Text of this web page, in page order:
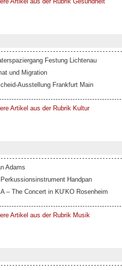
in Lanzo Torinese (Piemont,
Torinese, mit nur 5.000 Einwohnern,
und abenteuerliche Geschichte. Die
ihren markanten Burgwällen hatte eine
über die Schriftstellerin Ingeborg
Festung Lichtenau
und Migration
Ausstellung Frankfurt Main
Artikel aus der Rubrik Kultur
Adams
Handpan
– The Concert in KU‘KO Rosenheim
Artikel aus der Rubrik Musik